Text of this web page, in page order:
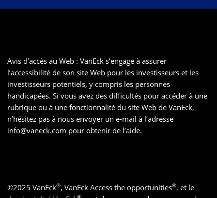
Avis d’accès au Web : VanEck s’engage à assurer
l’accessibilité de son site Web pour les investisseurs et les
investisseurs potentiels, y compris les personnes
handicapées. Si vous avez des difficultés pour accéder à une
rubrique ou à une fonctionnalité du site Web de VanEck,
n’hésitez pas à nous envoyer un e-mail à l’adresse
info@vaneck.com pour obtenir de l’aide.
©2025 VanEck®, VanEck Access the opportunities®, et le